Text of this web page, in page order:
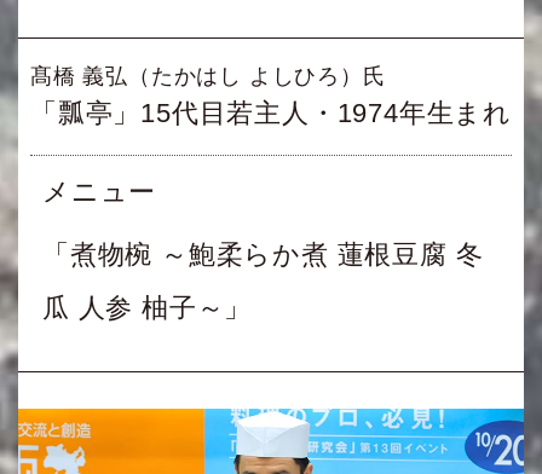
髙橋 義弘（たかはし よしひろ）氏
「瓢亭」15代目若主人・1974年生まれ
メニュー
「煮物椀 ～鮑柔らか煮 蓮根豆腐 冬
瓜 人参 柚子～」